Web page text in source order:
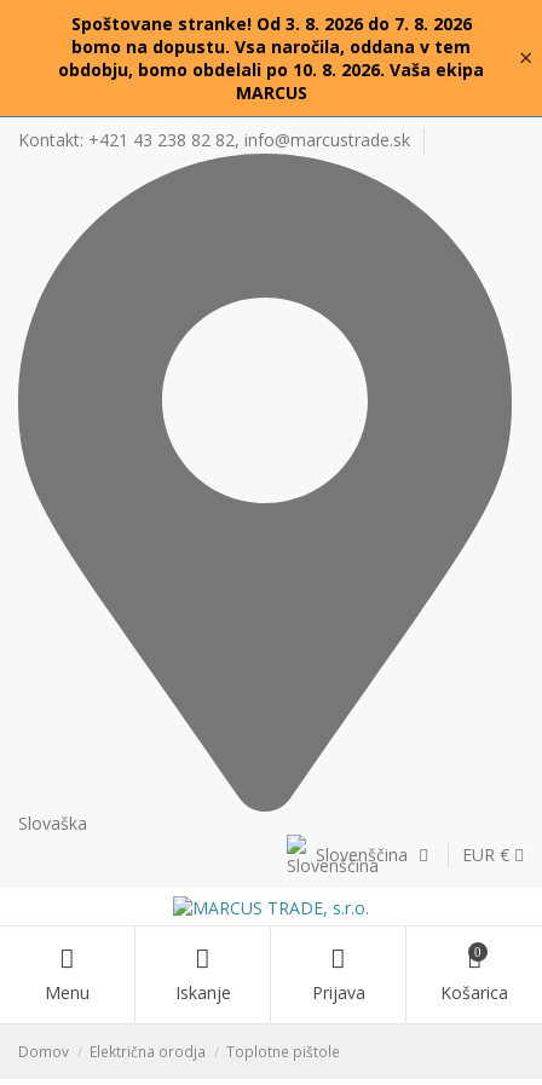
Spoštovane stranke! Od 3. 8. 2026 do 7. 8. 2026
bomo na dopustu. Vsa naročila, oddana v tem
obdobju, bomo obdelali po 10. 8. 2026. Vaša ekipa
MARCUS
×
Kontakt: +421 43 238 82 82, info@marcustrade.sk
Slovaška
Slovenščina
EUR €
Menu Iskanje Prijava
0
Košarica
Domov Električna orodja Toplotne pištole